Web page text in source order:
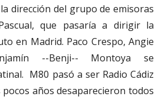
dirección del grupo de emisoras
que pasaría a dirigir la
en Madrid. Paco Crespo, Angie
--Benji-- Montoya se
M80 pasó a ser Radio Cádiz
pocos años desaparecieron todos